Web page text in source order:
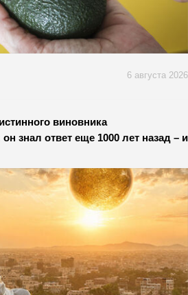
6 августа 2026
виновника
знал ответ еще 1000 лет назад – и